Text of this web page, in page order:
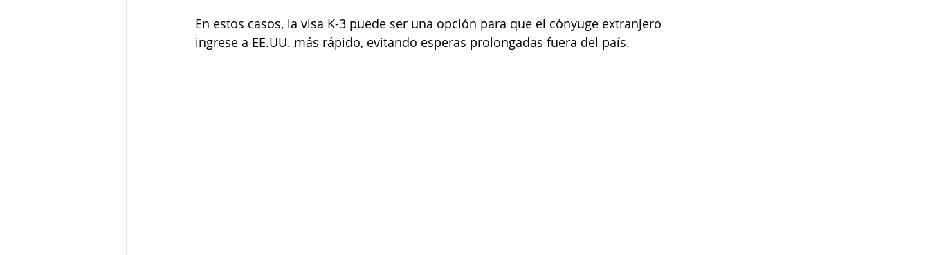
En estos casos, la visa K-3 puede ser una opción para que el cónyuge extranjero
ingrese a EE.UU. más rápido, evitando esperas prolongadas fuera del país.